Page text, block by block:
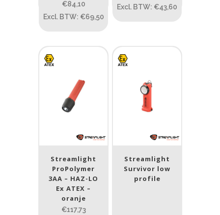
€84,10
Excl. BTW: €69,50
Excl. BTW: €43,60
Streamlight
ProPolymer
3AA – HAZ-LO
Ex ATEX –
oranje
€117,73
Streamlight
Survivor low
profile